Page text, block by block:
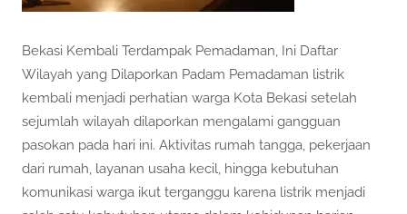
Bekasi Kembali Terdampak Pemadaman, Ini Daftar
Wilayah yang Dilaporkan Padam Pemadaman listrik
kembali menjadi perhatian warga Kota Bekasi setelah
sejumlah wilayah dilaporkan mengalami gangguan
pasokan pada hari ini. Aktivitas rumah tangga, pekerjaan
dari rumah, layanan usaha kecil, hingga kebutuhan
komunikasi warga ikut terganggu karena listrik menjadi